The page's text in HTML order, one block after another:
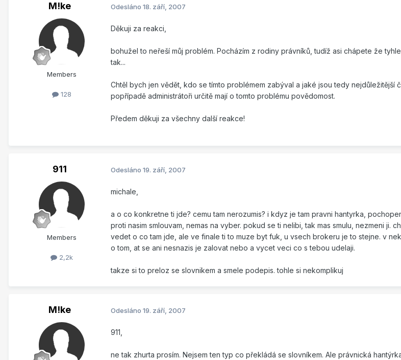
M!ke
Members
128
Odesláno 18. září, 2007
Děkuji za reakci,
bohužel to neřeší můj problém. Pocházím z rodiny právníků, tudíž asi chápete že
tak...
Chtěl bych jen vědět, kdo se tímto problémem zabýval a jaké jsou tedy nejdůležitější
popřípadě administrátoři určitě mají o tomto problému povědomost.
Předem děkuji za všechny další reakce!
911
Members
2,2k
Odesláno 19. září, 2007
michale,
a o co konkretne ti jde? cemu tam nerozumis? i kdyz je tam pravni hantyrka,
proti nasim smlouvam, nemas na vyber. pokud se ti nelibi, tak mas smulu, nezmeni ji.
vedet o co tam jde, ale ve finale ti to muze byt fuk, u vsech brokeru je to stejne. v
o tom, at se ani nesnazis je zalovat nebo a vycet veci co s tebou udelaji.
takze si to preloz se slovnikem a smele podepis. tohle si nekomplikuj
M!ke Odesláno 19. září, 2007
911,
ne tak zhurta prosím. Nejsem ten typ co překládá se slovníkem. Ale právnická